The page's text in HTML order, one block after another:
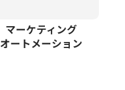
マーケティング
オートメーション